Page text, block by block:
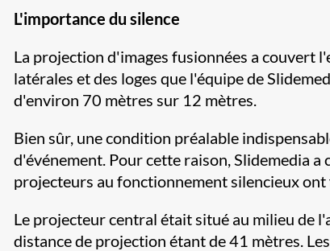
L'importance du silence
La projection d'images fusionnées a couvert
latérales et des loges que l'équipe de
d'environ 70 mètres sur 12 mètres.
Bien sûr, une condition préalable
d'événement. Pour cette raison, Slidemedia
projecteurs au fonctionnement silencieux
Le projecteur central était situé au milieu de
distance de projection étant de 41 mètres.